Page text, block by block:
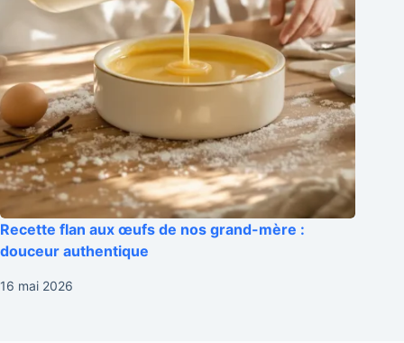
Recette flan aux œufs de nos grand-mère :
douceur authentique
16 mai 2026